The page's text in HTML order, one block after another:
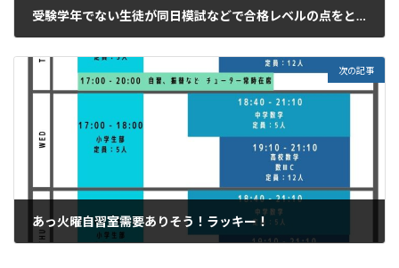
受験学年でない生徒が同日模試などで合格レベルの点をとっていたら
次の記事
あっ火曜自習室需要ありそう！ラッキー！